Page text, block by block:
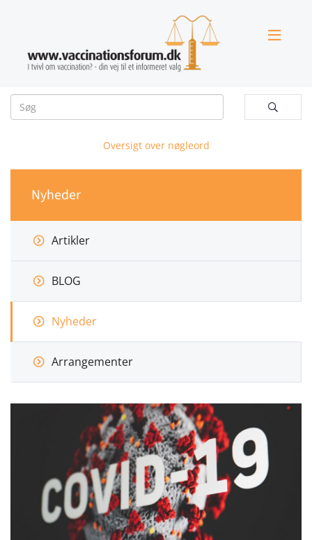


Oversigt over nøgleord
Nyheder
Artikler
BLOG
Nyheder
Arrangementer